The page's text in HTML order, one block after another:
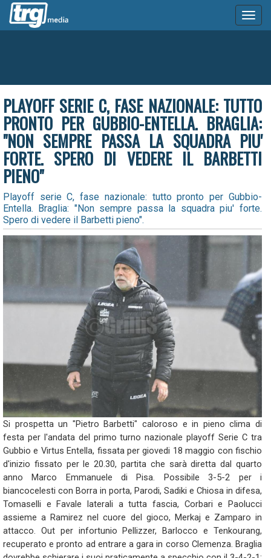
PLAYOFF SERIE C, FASE NAZIONALE: TUTTO
PRONTO PER GUBBIO-ENTELLA. BRAGLIA:
"NON SEMPRE PASSA LA SQUADRA PIU'
FORTE. SPERO DI VEDERE IL BARBETTI
PIENO"
Playoff serie C, fase nazionale: tutto pronto per Gubbio-
Entella. Braglia: "Non sempre passa la squadra piu' forte.
Spero di vedere il Barbetti pieno".
Si prospetta un "Pietro Barbetti" caloroso e in pieno clima di
festa per l'andata del primo turno nazionale playoff Serie C tra
Gubbio e Virtus Entella, fissata per giovedi 18 maggio con fischio
d'inizio fissato per le 20.30, partita che sarà diretta dal quarto
anno Marco Emmanuele di Pisa. Possibile 3-5-2 per i
biancocelesti con Borra in porta, Parodi, Sadiki e Chiosa in difesa,
Tomaselli e Favale laterali a tutta fascia, Corbari e Paolucci
assieme a Ramirez nel cuore del gioco, Merkaj e Zamparo in
attacco. Out per infortunio Pellizzer, Barlocco e Tenkourang,
recuperato e pronto ad entrare a gara in corso Clemenza. Braglia